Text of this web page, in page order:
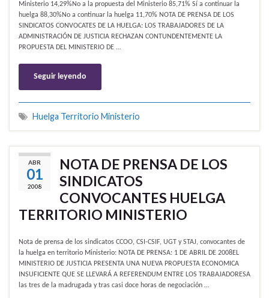
Ministerio 14,29%No a la propuesta del Ministerio 85,71% Sí a continuar la
huelga 88,30%No a continuar la huelga 11,70% NOTA DE PRENSA DE LOS
SINDICATOS CONVOCATES DE LA HUELGA: LOS TRABAJADORES DE LA
ADMINISTRACIÓN DE JUSTICIA RECHAZAN CONTUNDENTEMENTE LA
PROPUESTA DEL MINISTERIO DE …
Seguir leyendo
Huelga Territorio Ministerio
ABR
01
2008
NOTA DE PRENSA DE LOS
SINDICATOS
CONVOCANTES HUELGA
TERRITORIO MINISTERIO
Nota de prensa de los sindicatos CCOO, CSI-CSIF, UGT y STAJ, convocantes de
la huelga en territorio Ministerio: NOTA DE PRENSA: 1 DE ABRIL DE 2008EL
MINISTERIO DE JUSTICIA PRESENTA UNA NUEVA PROPUESTA ECONOMICA
INSUFICIENTE QUE SE LLEVARÁ A REFERENDUM ENTRE LOS TRABAJADORESA
las tres de la madrugada y tras casi doce horas de negociación …